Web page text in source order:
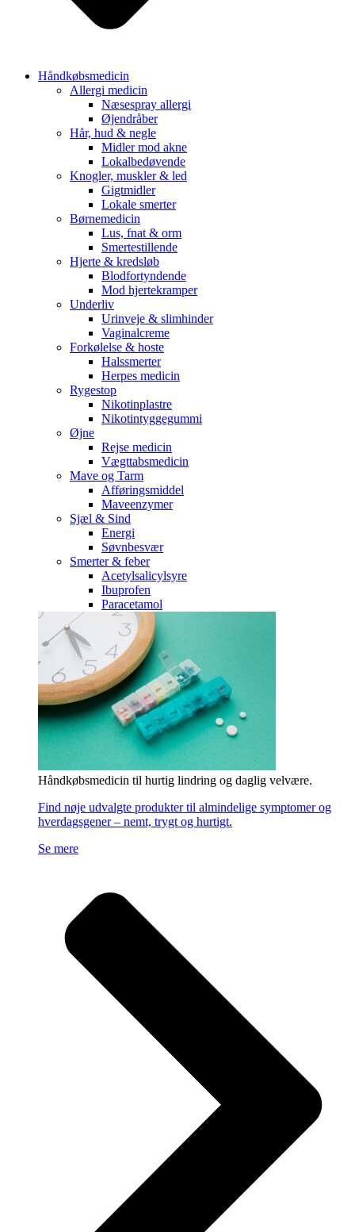
Håndkøbsmedicin
Allergi medicin
Næsespray allergi
Øjendråber
Hår, hud & negle
Midler mod akne
Lokalbedøvende
Knogler, muskler & led
Gigtmidler
Lokale smerter
Børnemedicin
Lus, fnat & orm
Smertestillende
Hjerte & kredsløb
Blodfortyndende
Mod hjertekramper
Underliv
Urinveje & slimhinder
Vaginalcreme
Forkølelse & hoste
Halssmerter
Herpes medicin
Rygestop
Nikotinplastre
Nikotintyggegummi
Øjne
Rejse medicin
Vægttabsmedicin
Mave og Tarm
Afføringsmiddel
Maveenzymer
Sjæl & Sind
Energi
Søvnbesvær
Smerter & feber
Acetylsalicylsyre
Ibuprofen
Paracetamol
Håndkøbsmedicin til hurtig lindring og daglig velvære.
Find nøje udvalgte produkter til almindelige symptomer og
hverdagsgener – nemt, trygt og hurtigt.
Se mere